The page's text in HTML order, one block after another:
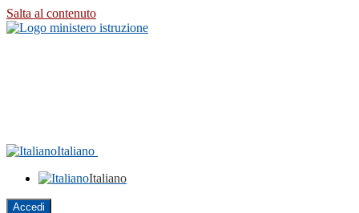
Salta al contenuto
Italiano
Italiano
Accedi